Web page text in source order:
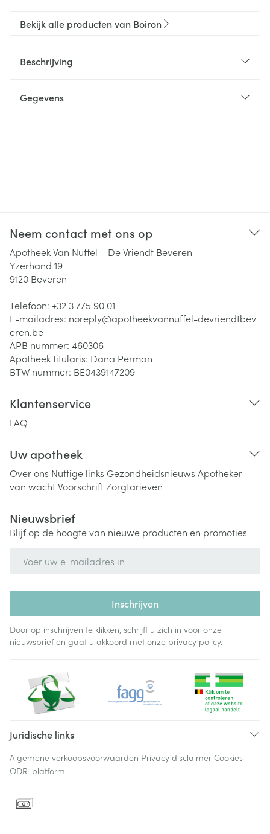
Bekijk alle producten van Boiron
Beschrijving
Gegevens
Neem contact met ons op
Apotheek Van Nuffel – De Vriendt Beveren
Yzerhand 19
9120 Beveren
Telefoon: +32 3 775 90 01
E-mailadres: noreply@apotheekvannuffel-devriendtbev
eren.be
APB nummer: 460306
Apotheek titularis: Dana Perman
BTW nummer: BE0439147209
Klantenservice
FAQ
Uw apotheek
Over ons Nuttige links Gezondheidsnieuws Apotheker
van wachtVoorschriftZorgtarieven
Nieuwsbrief
Blijf op de hoogte van nieuwe producten en promoties
Inschrijven
Door op inschrijven te klikken, schrijft u zich in voor onze
nieuwsbrief en gaat u akkoord met onze privacy policy.
Juridische links
Algemene verkoopsvoorwaarden Privacy disclaimer Cookies
ODR-platform